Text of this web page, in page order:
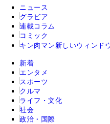
ニュース
グラビア
連載コラム
コミック
キン肉マン 新しいウィンド
新着
エンタメ
スポーツ
クルマ
ライフ・文化
社会
政治・国際